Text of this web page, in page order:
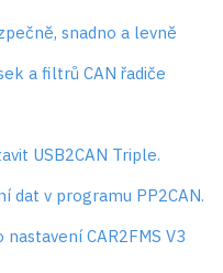
snadno a levně
a filtrů CAN řadiče
USB2CAN Triple.
dat v programu PP2CAN.
CAR2FMS V3